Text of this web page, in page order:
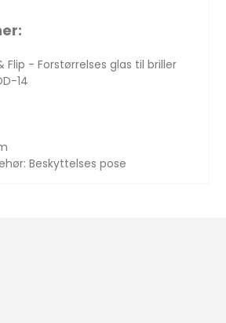
Flip - Forstørrelses glas til briller
14
Beskyttelses pose